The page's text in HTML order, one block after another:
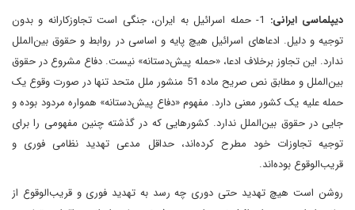
دیپلماسی ایرانی:
1- حمله اسرائیل به ایران، جنگی است تجاوزکارانه و بدون
توجیه و ‌دلیل. ادعاهای اسرائیل هیچ پایه و اساسی در روابط و حقوق بین‌الملل
ندارد. این تجاوز برخلاف ادعا، «حمله پیش‌دستانه» نیست. دفاع مشروع در حقوق
بین‌الملل و مطابق نص صریح ماده 51 منشور ملل متحد تنها در صورت وقوع یک
حمله علیه یک کشور معنی دارد. مفهوم «دفاع پیش‌دستانه» همواره مردود بوده و
جایی در حقوق بین‌الملل ندارد. کشورهایی که در گذشته چنین مفهومی را برای
توجیه تجاوزات خود مطرح کرده‌اند، حداقل مدعی تهدید نظامی فوری و
قریب‌الوقوع بوده‌اند.
روشن است هیچ تهدید حتی دوری چه رسد به تهدید فوری و قریب‌الوقوع از